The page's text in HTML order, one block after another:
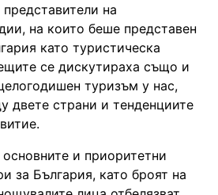
на
на които беше представен
като туристическа
се дискутираха също и
туризъм у нас,
двете страни и тенденциите
и приоритетни
за България, като броят на